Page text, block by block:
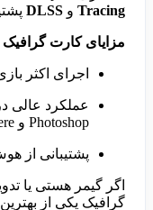
Tracing و DLSS
مزایای کارت گرافیک RTX 3050:
اجرای اکثر
عملکرد عالی
Photoshop و Premiere
پشتیبانی از
اگر گیمر هستی یا
گرافیک یکی از